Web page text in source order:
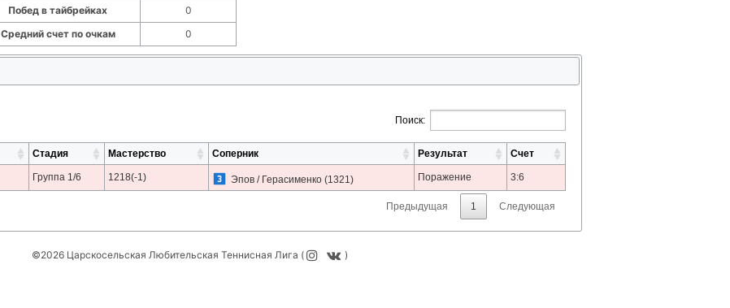
Побед в тайбрейках
0
Средний счет по очкам 0
Поиск:
Стадия Мастерство Соперник Результат Счет
Группа 1/6 1218(-1) Эпов / Герасименко(1321) Поражение 3:6
Предыдущая 1 Следующая
©2026 Царскосельская Любительская Теннисная Лига ( )